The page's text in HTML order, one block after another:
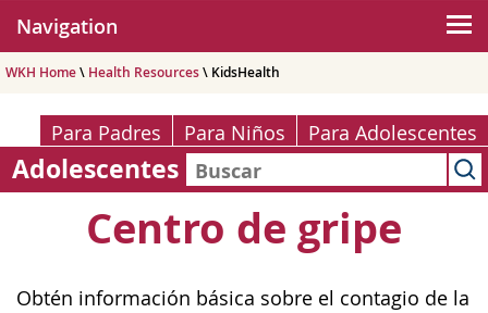
Navigation
WKH Home\ Health Resources\ KidsHealth
Para Padres Para Niños Para Adolescentes
Adolescentes
Centro de gripe
Obtén información básica sobre el contagio de la